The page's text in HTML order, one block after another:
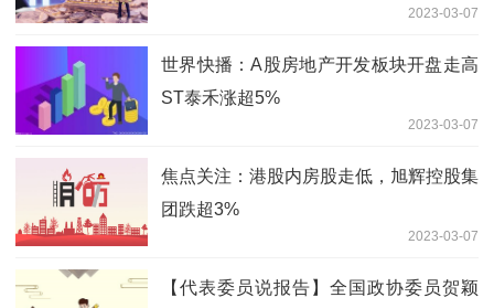
2023-03-07
世界快播：A股房地产开发板块开盘走高
ST泰禾涨超5%
2023-03-07
焦点关注：港股内房股走低，旭辉控股集
团跌超3%
2023-03-07
【代表委员说报告】全国政协委员贺颖